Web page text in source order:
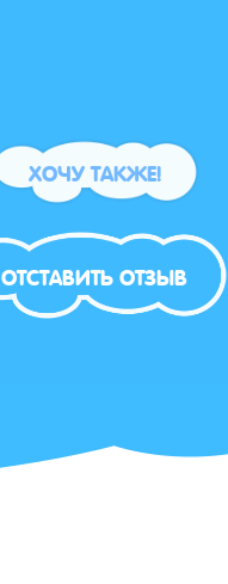
ХОЧУ ТАКЖЕ!
ОТСТАВИТЬ ОТЗЫВ